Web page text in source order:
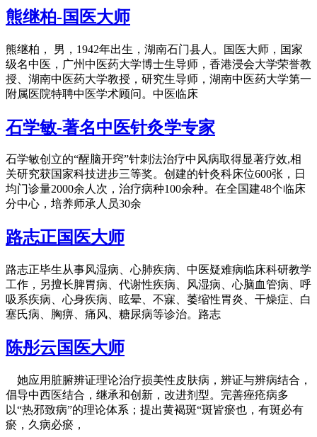
熊继柏-国医大师
熊继柏， 男，1942年出生，湖南石门县人。国医大师，国家
级名中医，广州中医药大学博士生导师，香港浸会大学荣誉教
授、湖南中医药大学教授，研究生导师，湖南中医药大学第一
附属医院特聘中医学术顾问。中医临床
石学敏-著名中医针灸学专家
石学敏创立的“醒脑开窍”针刺法治疗中风病取得显著疗效,相
关研究获国家科技进步三等奖。创建的针灸科床位600张，日
均门诊量2000余人次，治疗病种100余种。在全国建48个临床
分中心，培养师承人员30余
路志正国医大师
路志正毕生从事风湿病、心肺疾病、中医疑难病临床科研教学
工作，另擅长脾胃病、代谢性疾病、风湿病、心脑血管病、呼
吸系疾病、心身疾病、眩晕、不寐、萎缩性胃炎、干燥症、白
塞氏病、胸痹、痛风、糖尿病等诊治。路志
陈彤云国医大师
她应用脏腑辨证理论治疗损美性皮肤病，辨证与辨病结合，
倡导中西医结合，继承和创新，改进剂型。完善痤疮病多
以“热邪致病”的理论体系；提出黄褐斑“斑皆瘀也，有斑必有
瘀，久病必瘀，